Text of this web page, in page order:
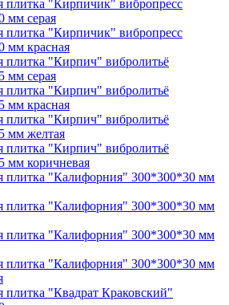
плитка "Кирпичик" вибропресс
мм серая
плитка "Кирпичик" вибропресс
мм красная
плитка "Кирпич" вибролитьё
мм серая
плитка "Кирпич" вибролитьё
мм красная
плитка "Кирпич" вибролитьё
мм желтая
плитка "Кирпич" вибролитьё
мм коричневая
плитка "Калифорния" 300*300*30 мм
плитка "Калифорния" 300*300*30 мм
плитка "Калифорния" 300*300*30 мм
плитка "Калифорния" 300*300*30 мм
плитка "Квадрат Краковский"